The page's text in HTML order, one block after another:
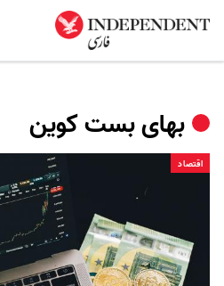
بهای بست کوین
اقتصاد